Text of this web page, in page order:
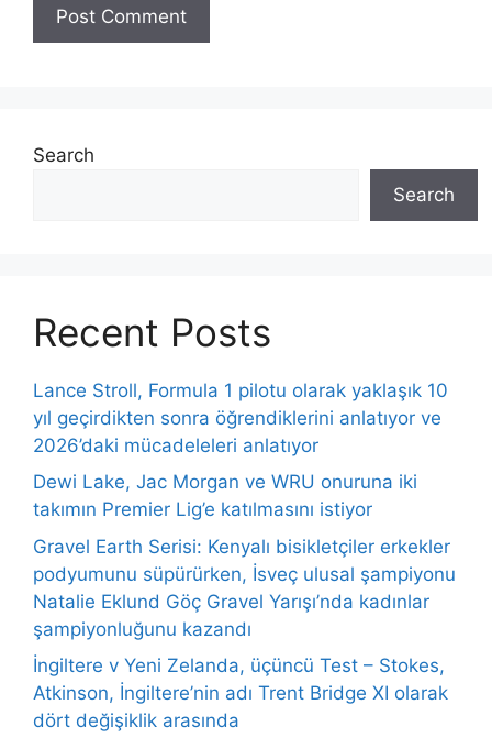
Search
Search
Recent Posts
Lance Stroll, Formula 1 pilotu olarak yaklaşık 10
yıl geçirdikten sonra öğrendiklerini anlatıyor ve
2026’daki mücadeleleri anlatıyor
Dewi Lake, Jac Morgan ve WRU onuruna iki
takımın Premier Lig’e katılmasını istiyor
Gravel Earth Serisi: Kenyalı bisikletçiler erkekler
podyumunu süpürürken, İsveç ulusal şampiyonu
Natalie Eklund Göç Gravel Yarışı’nda kadınlar
şampiyonluğunu kazandı
İngiltere v Yeni Zelanda, üçüncü Test – Stokes,
Atkinson, İngiltere’nin adı Trent Bridge XI olarak
dört değişiklik arasında